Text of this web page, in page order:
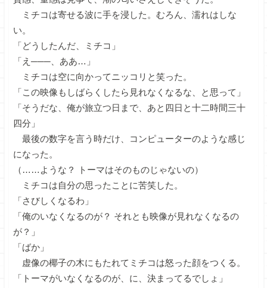
ミチコは寄せる波に手を浸した。むろん、濡れはしな
い。
「どうしたんだ、ミチコ」
「え───、ああ…」
ミチコは空に向かってニッコリと笑った。
「この映像もしばらくしたら見れなくなるな、と思って」
「そうだな、俺が旅立つ日まで、あと四日と十二時間三十
四分」
最後の数字を言う時だけ、コンピューターのような感じ
になった。
（……ような？ トーマはそのものじゃないの）
ミチコは自分の思ったことに苦笑した。
「さびしくなるわ」
「俺のいなくなるのが？ それとも映像が見れなくなるの
が？」
「ばか」
虚像の椰子の木にもたれてミチコは怒った顔をつくる。
「トーマがいなくなるのが、に、決まってるでしょ」